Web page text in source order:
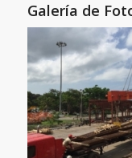
Galería de